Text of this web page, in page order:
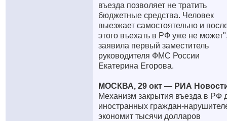
въезда позволяет не тратить
бюджетные средства. Человек
выезжает самостоятельно и
этого въехать в РФ уже не
заявила первый заместитель
руководителя ФМС России
Екатерина Егорова.
МОСКВА, 29 окт — РИА
Механизм закрытия въезда в РФ
иностранных граждан-
экономит тысячи долларов